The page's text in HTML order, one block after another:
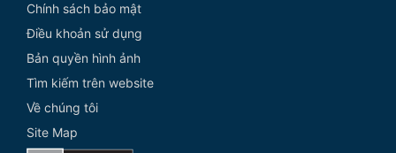
Chính sách bảo mật
Điều khoản sử dụng
Bản quyền hình ảnh
Tìm kiếm trên website
Về chúng tôi
Site Map